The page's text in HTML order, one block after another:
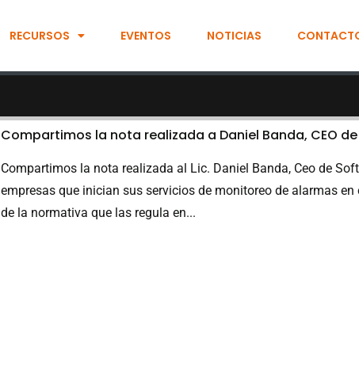
RECURSOS EVENTOS NOTICIAS
Compartimos la nota realizada a Daniel Banda, CEO de
Compartimos la nota realizada al Lic. Daniel Banda, Ceo de
empresas que inician sus servicios de monitoreo de alarmas
de la normativa que las regula en...